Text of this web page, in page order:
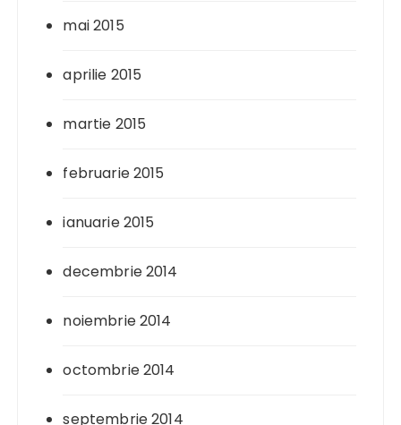
mai 2015
aprilie 2015
martie 2015
februarie 2015
ianuarie 2015
decembrie 2014
noiembrie 2014
octombrie 2014
septembrie 2014